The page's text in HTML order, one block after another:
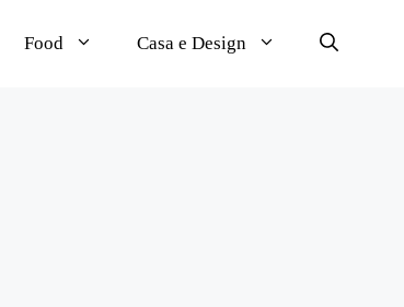
Food Casa e Design